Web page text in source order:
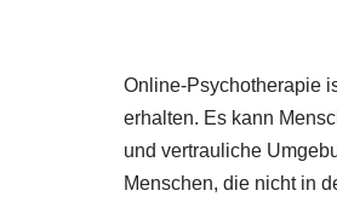
Online-Psychotherapie
erhalten. Es kann
und vertrauliche
Menschen, die nicht in